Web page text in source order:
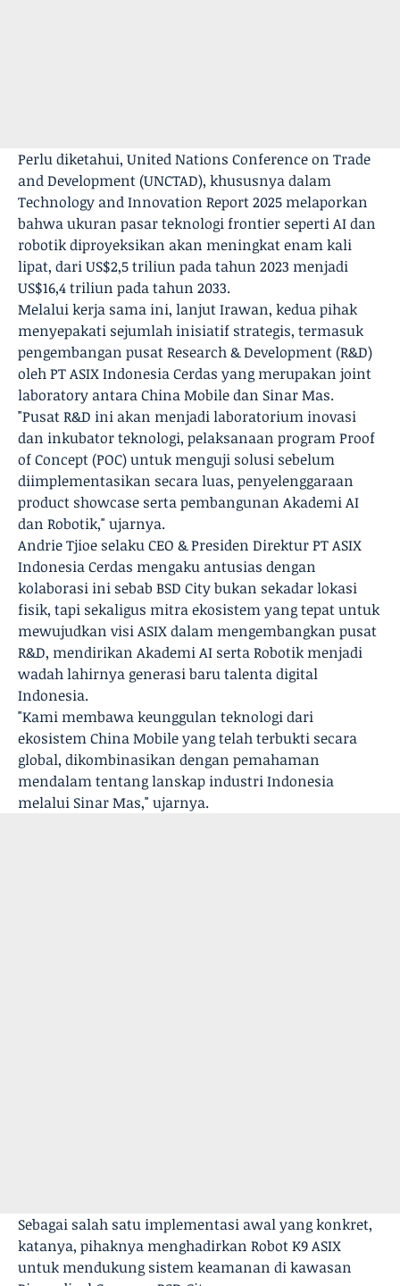
Perlu diketahui, United Nations Conference on Trade
and Development (UNCTAD), khususnya dalam
Technology and Innovation Report 2025 melaporkan
bahwa ukuran pasar teknologi frontier seperti AI dan
robotik diproyeksikan akan meningkat enam kali
lipat, dari US$2,5 triliun pada tahun 2023 menjadi
US$16,4 triliun pada tahun 2033.
Melalui kerja sama ini, lanjut Irawan, kedua pihak
menyepakati sejumlah inisiatif strategis, termasuk
pengembangan pusat Research & Development (R&D)
oleh PT ASIX Indonesia Cerdas yang merupakan joint
laboratory antara China Mobile dan Sinar Mas.
"Pusat R&D ini akan menjadi laboratorium inovasi
dan inkubator teknologi, pelaksanaan program Proof
of Concept (POC) untuk menguji solusi sebelum
diimplementasikan secara luas, penyelenggaraan
product showcase serta pembangunan Akademi AI
dan Robotik," ujarnya.
Andrie Tjioe selaku CEO & Presiden Direktur PT ASIX
Indonesia Cerdas mengaku antusias dengan
kolaborasi ini sebab BSD City bukan sekadar lokasi
fisik, tapi sekaligus mitra ekosistem yang tepat untuk
mewujudkan visi ASIX dalam mengembangkan pusat
R&D, mendirikan Akademi AI serta Robotik menjadi
wadah lahirnya generasi baru talenta digital
Indonesia.
"Kami membawa keunggulan teknologi dari
ekosistem China Mobile yang telah terbukti secara
global, dikombinasikan dengan pemahaman
mendalam tentang lanskap industri Indonesia
melalui Sinar Mas," ujarnya.
Sebagai salah satu implementasi awal yang konkret,
katanya, pihaknya menghadirkan Robot K9 ASIX
untuk mendukung sistem keamanan di kawasan